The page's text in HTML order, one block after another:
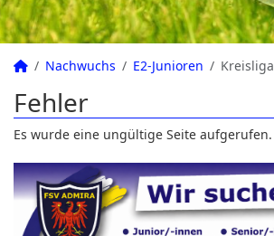
Nachwuchs E2-Junioren Kreisliga
Fehler
Es wurde eine ungültige Seite aufgerufen.